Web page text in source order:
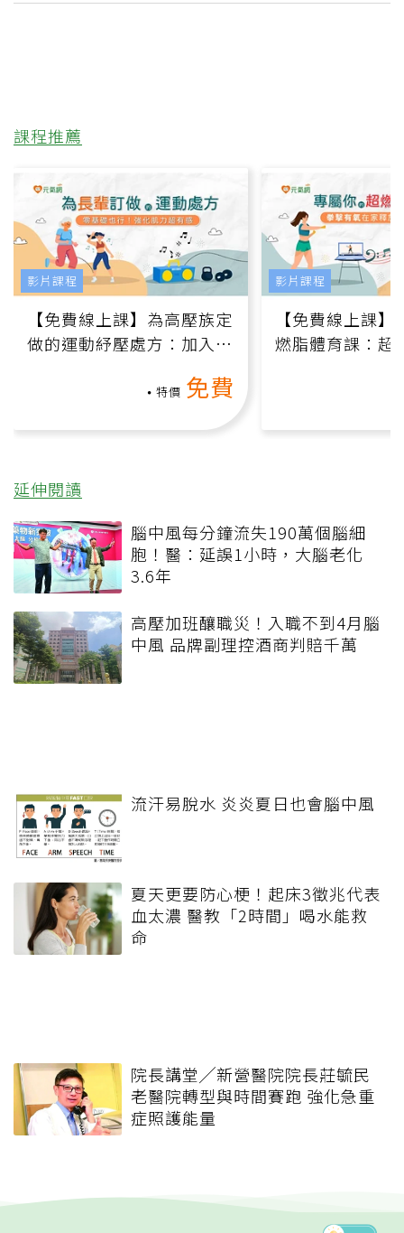
課程推薦
【免費線上課】為高壓族定
做的運動紓壓處方：加入行
特價 免費
影片課程
【免費線上課
燃脂體育課：超
影片課程
延伸閱讀
腦中風每分鐘流失190萬個腦細
胞！醫：延誤1小時，大腦老化
3.6年
高壓加班釀職災！入職不到4月腦
中風 品牌副理控酒商判賠千萬
流汗易脫水 炎炎夏日也會腦中風
夏天更要防心梗！起床3徵兆代表
血太濃 醫教「2時間」喝水能救
命
院長講堂╱新營醫院院長莊毓民
老醫院轉型與時間賽跑 強化急重
症照護能量